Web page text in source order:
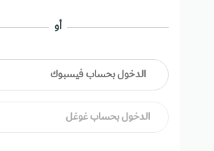
أو
الدخول بحساب فيسبوك
الدخول بحساب غوغل